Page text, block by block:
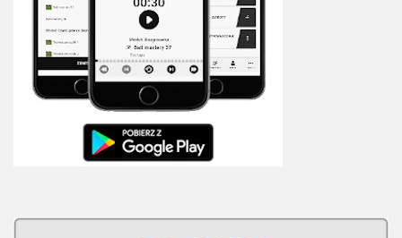
O nas
Od autorów
Kontakt